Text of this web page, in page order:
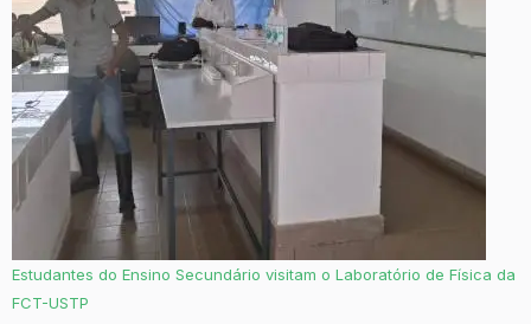
Estudantes do Ensino Secundário visitam o Laboratório de Física da
FCT-USTP